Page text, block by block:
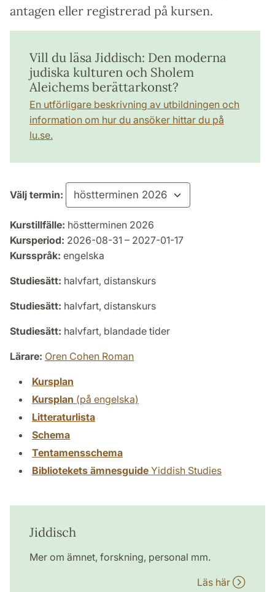
antagen eller registrerad på kursen.
Vill du läsa Jiddisch: Den moderna
judiska kulturen och Sholem
Aleichems berättarkonst?
En utförligare beskrivning av utbildningen och
information om hur du ansöker hittar du på
lu.se.
Välj termin:
Kurstillfälle: höstterminen 2026
Kursperiod: 2026-08-31 – 2027-01-17
Kursspråk: engelska
Studiesätt: halvfart, distanskurs
Studiesätt: halvfart, distanskurs
Studiesätt: halvfart, blandade tider
Lärare: Oren Cohen Roman
Kursplan
Kursplan (på engelska)
Litteraturlista
Schema
Tentamensschema
Bibliotekets ämnesguide Yiddish Studies
Jiddisch
Mer om ämnet, forskning, personal mm.
Läs här